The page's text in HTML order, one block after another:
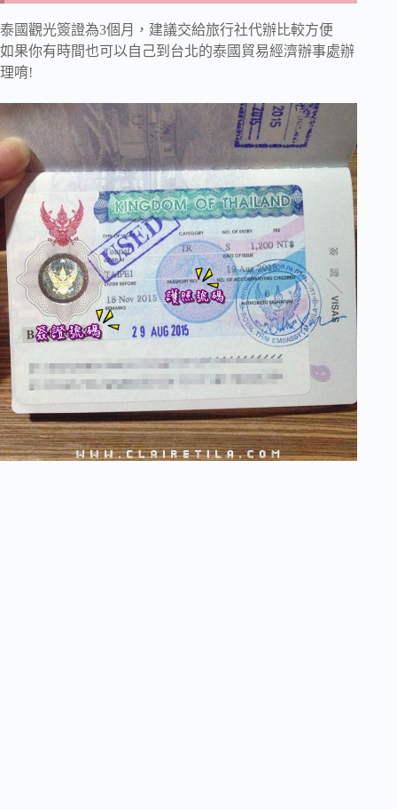
泰國觀光簽證為3個月，建議交給旅行社代辦比較方便
如果你有時間也可以自己到台北的泰國貿易經濟辦事處辦
理唷!